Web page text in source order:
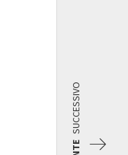
SUCCESSIVO